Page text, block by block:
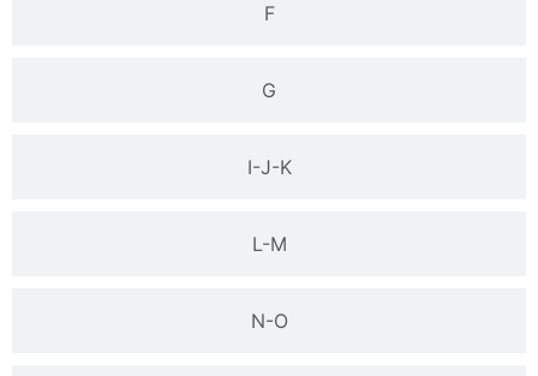
F
G
I-J-K
L-M
N-O